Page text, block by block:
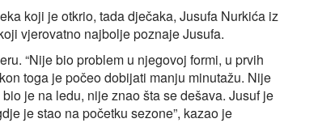
koji je otkrio, tada dječaka, Jusufa Nurkića iz
vjerovatno najbolje poznaje Jusufa.
“Nije bio problem u njegovoj formi, u prvih
toga je počeo dobijati manju minutažu. Nije
je na ledu, nije znao šta se dešava. Jusuf je
je stao na početku sezone”, kazao je